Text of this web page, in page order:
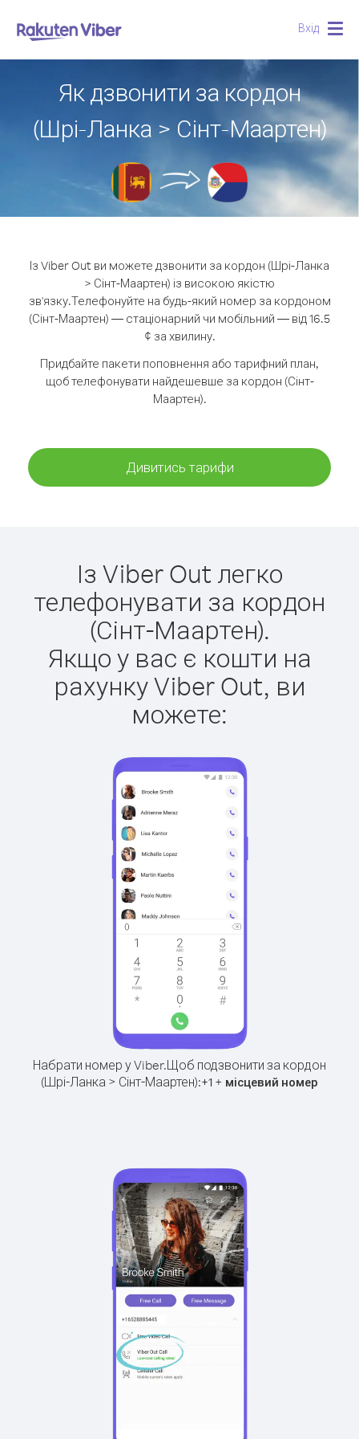
Вхід
Як дзвонити за кордон
(Шрі-Ланка > Сінт-Маартен)
Із Viber Out ви можете дзвонити за кордон (Шрі-Ланка
> Сінт-Маартен) із високою якістю
зв'язку.Телефонуйте на будь-який номер за кордоном
(Сінт-Маартен) — стаціонарний чи мобільний — від 16.5
¢ за хвилину.
Придбайте пакети поповнення або тарифний план,
щоб телефонувати найдешевше за кордон (Сінт-
Маартен).
Дивитись тарифи
Із Viber Out легко
телефонувати за кордон
(Сінт-Маартен).
Якщо у вас є кошти на
рахунку Viber Out, ви
можете:
Набрати номер у Viber.Щоб подзвонити за кордон
(Шрі-Ланка > Сінт-Маартен):+1 + місцевий номер